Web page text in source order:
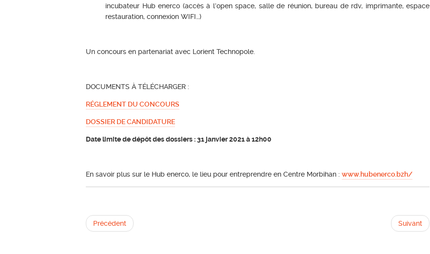
incubateur Hub enerco (accès à l’open space, salle de réunion, bureau de rdv, imprimante, espace
restauration, connexion WIFI…)
Un concours en partenariat avec Lorient Technopole.
DOCUMENTS À TÉLÉCHARGER :
RÉGLEMENT DU CONCOURS
DOSSIER DE CANDIDATURE
Date limite de dépôt des dossiers : 31 janvier 2021 à 12h00
En savoir plus sur le Hub enerco, le lieu pour entreprendre en Centre Morbihan :www.hubenerco.bzh/
Précédent Suivant